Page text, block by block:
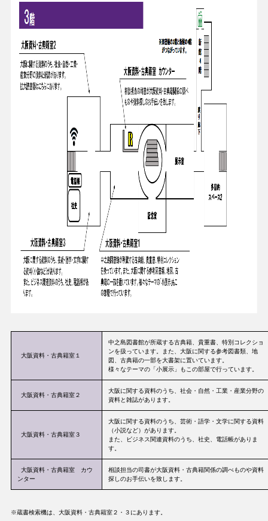
大阪資料・古典籍室１
中之島図書館が所蔵する古典籍、貴重書、特別コレクショ
ンを扱っています。また、大阪に関する参考図書類、地
図、古典籍の一部を大書架に置いています。
様々なテーマの「小展示」もこの部屋で行っています。
大阪資料・古典籍室２
大阪に関する資料のうち、社会・自然・工業・産業分野の
資料と雑誌があります。
大阪資料・古典籍室３
大阪に関する資料のうち、芸術・語学・文学に関する資料
（小説など）があります。
また、ビジネス関連資料のうち、社史、電話帳がありま
す。
大阪資料・古典籍室 カウ
ンター
相談担当の司書が大阪資料・古典籍関係の調べものや資料
探しのお手伝いを致します。
※蔵書検索機は、大阪資料・古典籍室２・３にあります。